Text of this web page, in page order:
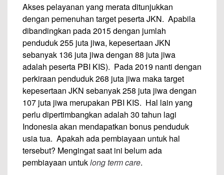
Akses pelayanan yang merata ditunjukkan
dengan pemenuhan target peserta JKN. Apabila
dibandingkan pada 2015 dengan jumlah
penduduk 255 juta jiwa, kepesertaan JKN
sebanyak 136 juta jiwa dengan 88 juta jiwa
adalah peserta PBI KIS). Pada 2019 nanti dengan
perkiraan penduduk 268 juta jiwa maka target
kepesertaan JKN sebanyak 258 juta jiwa dengan
107 juta jiwa merupakan PBI KIS. Hal lain yang
perlu dipertimbangkan adalah 30 tahun lagi
Indonesia akan mendapatkan bonus penduduk
usia tua. Apakah ada pembiayaan untuk hal
tersebut? Mengingat saat ini belum ada
pembiayaan untuklong term care.